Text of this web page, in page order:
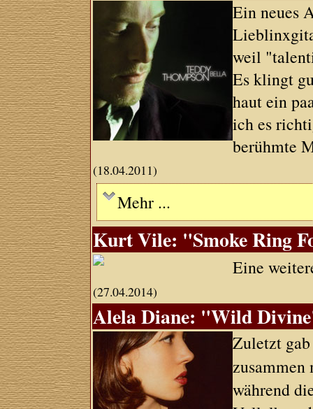
Ein neues
weil
Es klingt
haut ein
ich es
berühmte
(18.04.2011)
Mehr ...
Kurt Vile: "Smoke Ring
Eine
(27.04.2014)
Alela Diane: "Wild
Zuletzt
während